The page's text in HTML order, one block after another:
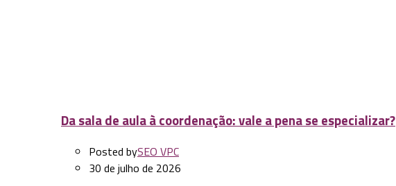
Da sala de aula à coordenação: vale a pena se especializar?
Posted bySEO VPC
30 de julho de 2026